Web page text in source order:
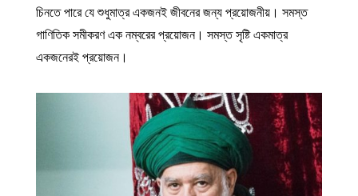
চিনতে পারে যে শুধুমাত্র একজনই জীবনের জন্য প্রয়োজনীয়। সমস্ত
গাণিতিক সমীকরণ এক নম্বরের প্রয়োজন। সমস্ত সৃষ্টি একমাত্র
একজনেরই প্রয়োজন।